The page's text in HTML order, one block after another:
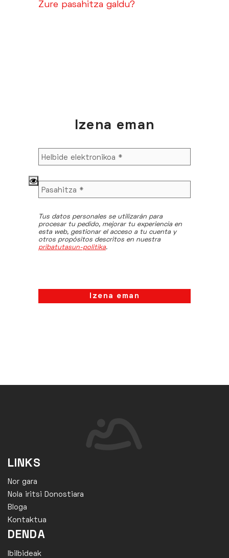
Zure pasahitza galdu?
Izena eman
Tus datos personales se utilizarán para
procesar tu pedido, mejorar tu experiencia en
esta web, gestionar el acceso a tu cuenta y
otros propósitos descritos en nuestra
pribatutasun-politika.
Izena eman
LINKS
Nor gara
Nola iritsi Donostiara
Bloga
Kontaktua
DENDA
Ibilbideak